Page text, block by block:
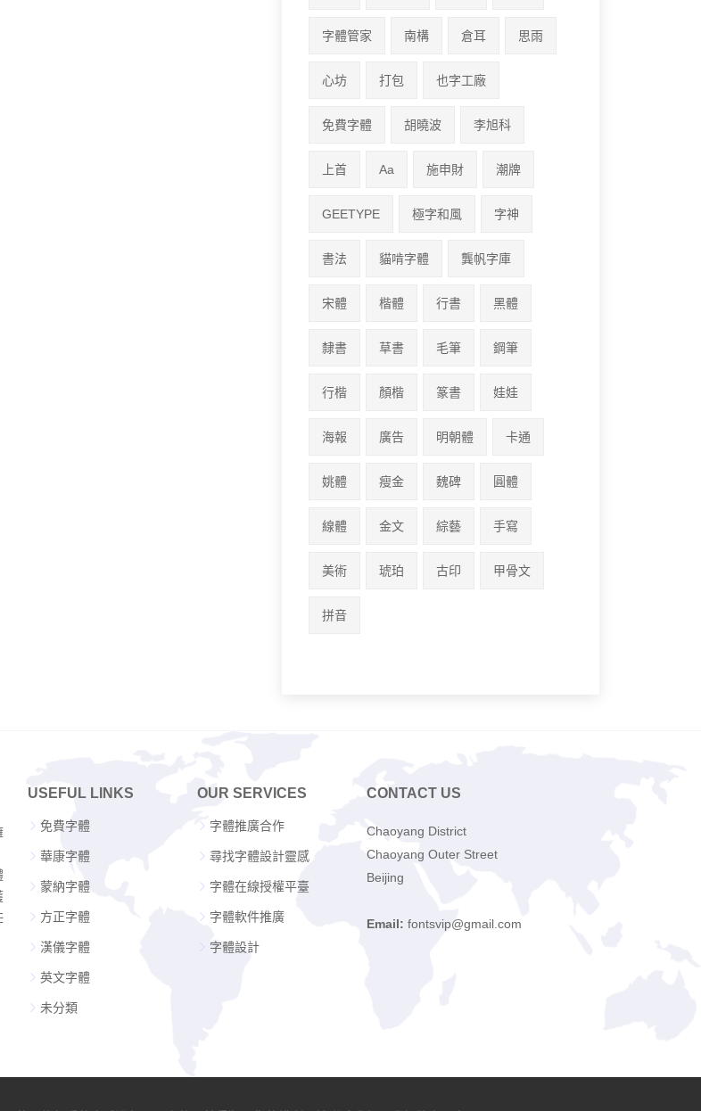
字體管家 南構 倉耳 思雨
心坊 打包 也字工廠
免費字體 胡曉波 李旭科
上首 Aa 施申財 潮牌
GEETYPE 極字和風 字神
書法 貓啃字體 龔帆字庫
宋體 楷體 行書 黑體
隸書 草書 毛筆 鋼筆
行楷 顏楷 篆書 娃娃
海報 廣告 明朝體 卡通
姚體 瘦金 魏碑 圓體
線體 金文 綜藝 手寫
美術 琥珀 古印 甲骨文
拼音
USEFUL LINKS
免費字體
華康字體
蒙納字體
方正字體
漢儀字體
英文字體
未分類
OUR SERVICES
字體推廣合作
尋找字體設計靈感
字體在線授權平臺
字體軟件推廣
字體設計
CONTACT US
Chaoyang District
Chaoyang Outer Street
Beijing
Email: fontsvip@gmail.com